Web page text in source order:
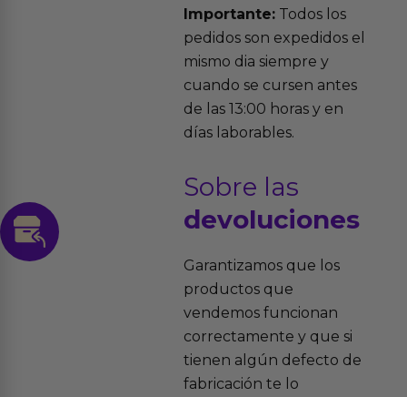
Importante:Todos los
pedidos son expedidos el
mismo dia siempre y
cuando se cursen antes
de las 13:00 horas y en
días laborables.
Sobre las
devoluciones
Garantizamos que los
productos que
vendemos funcionan
correctamente y que si
tienen algún defecto de
fabricación te lo